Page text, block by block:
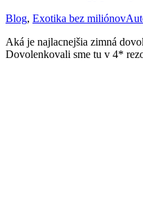
Blog, Exotika bez miliónov
Aká je najlacnejšia zimná
Dovolenkovali sme tu v 4*